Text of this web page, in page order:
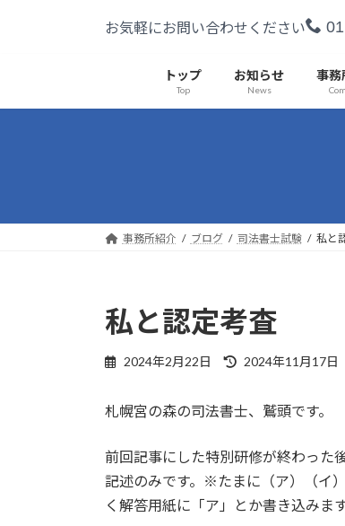
お気軽にお問い合わせください
トップ
Top
お知らせ
News
事務
事務所紹介 ブログ 司法書士試験 私と
私と認定考査
2024年2月22日
最
新
:
2024年11月17日
札幌宮の森の司法書士、鷲頭です。
前回記事にした特別研修が終わった
記述のみです。※たまに（ア）（イ
く解答用紙に「ア」とか書き込みます